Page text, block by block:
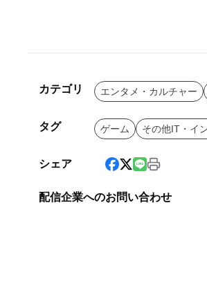
カテゴリ エンタメ・カルチャー
タグ ゲーム その他IT・イ
シェア
配信企業へのお問い合わせ